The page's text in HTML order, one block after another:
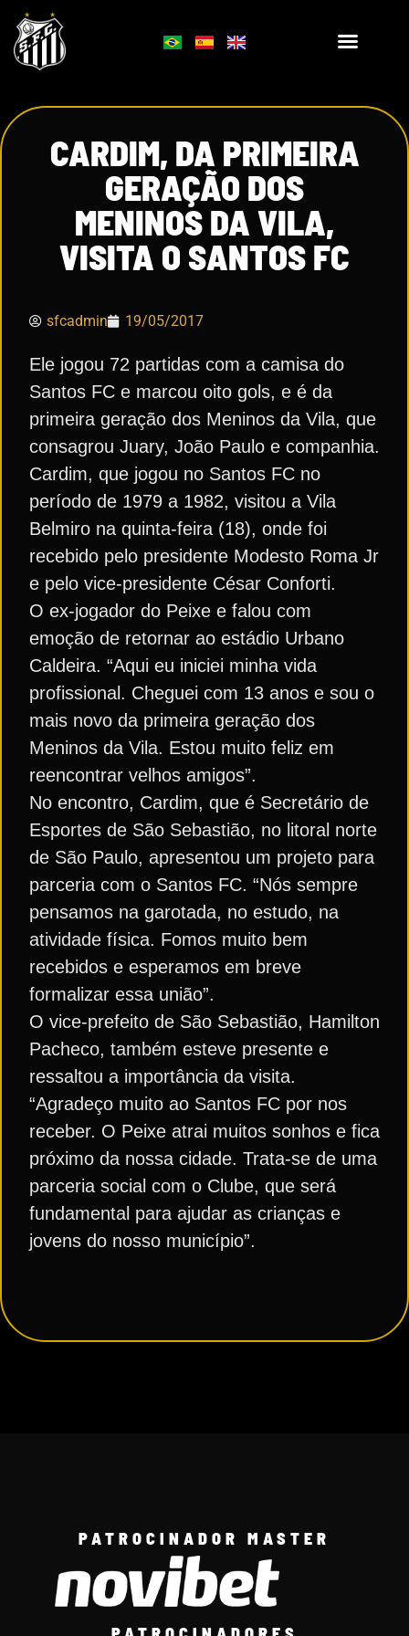
CARDIM, DA PRIMEIRA
GERAÇÃO DOS
MENINOS DA VILA,
VISITA O SANTOS FC
sfcadmin 19/05/2017
Ele jogou 72 partidas com a camisa do
Santos FC e marcou oito gols, e é da
primeira geração dos Meninos da Vila, que
consagrou Juary, João Paulo e companhia.
Cardim, que jogou no Santos FC no
período de 1979 a 1982, visitou a Vila
Belmiro na quinta-feira (18), onde foi
recebido pelo presidente Modesto Roma Jr
e pelo vice-presidente César Conforti.
O ex-jogador do Peixe e falou com
emoção de retornar ao estádio Urbano
Caldeira. “Aqui eu iniciei minha vida
profissional. Cheguei com 13 anos e sou o
mais novo da primeira geração dos
Meninos da Vila. Estou muito feliz em
reencontrar velhos amigos”.
No encontro, Cardim, que é Secretário de
Esportes de São Sebastião, no litoral norte
de São Paulo, apresentou um projeto para
parceria com o Santos FC. “Nós sempre
pensamos na garotada, no estudo, na
atividade física. Fomos muito bem
recebidos e esperamos em breve
formalizar essa união”.
O vice-prefeito de São Sebastião, Hamilton
Pacheco, também esteve presente e
ressaltou a importância da visita.
“Agradeço muito ao Santos FC por nos
receber. O Peixe atrai muitos sonhos e fica
próximo da nossa cidade. Trata-se de uma
parceria social com o Clube, que será
fundamental para ajudar as crianças e
jovens do nosso município”.
PATROCINADOR MASTER